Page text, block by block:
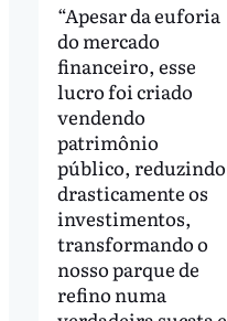
“Apesar da euforia
do mercado
financeiro, esse
lucro foi criado
vendendo
patrimônio
público, reduzindo
drasticamente os
investimentos,
transformando o
nosso parque de
refino numa